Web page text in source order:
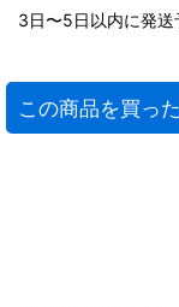
3日〜5日以内に発送
この商品を買っ